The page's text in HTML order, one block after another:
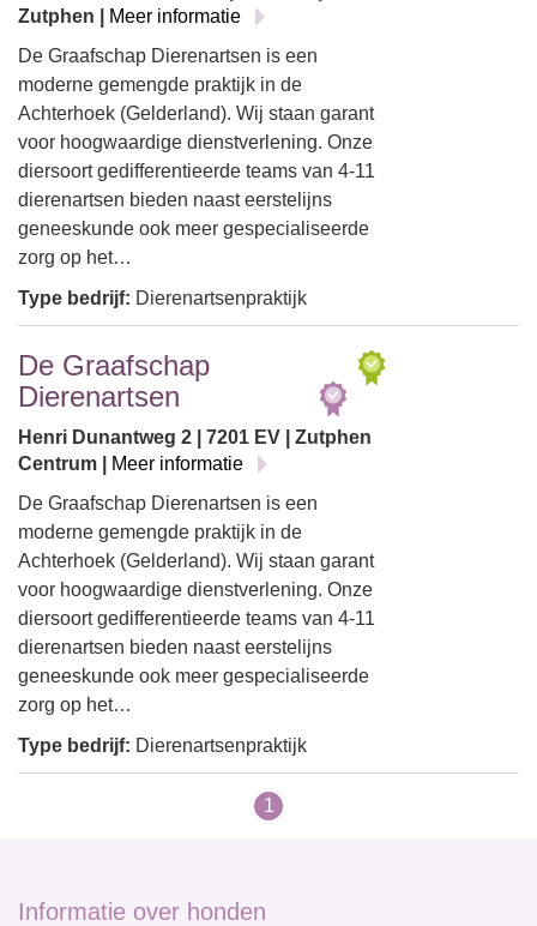
Zutphen |
Meer informatie
De Graafschap Dierenartsen is een
moderne gemengde praktijk in de
Achterhoek (Gelderland). Wij staan garant
voor hoogwaardige dienstverlening. Onze
diersoort gedifferentieerde teams van 4-11
dierenartsen bieden naast eerstelijns
geneeskunde ook meer gespecialiseerde
zorg op het…
Type bedrijf: Dierenartsenpraktijk
De Graafschap
Dierenartsen
Henri Dunantweg 2 | 7201 EV | Zutphen
Centrum |
Meer informatie
De Graafschap Dierenartsen is een
moderne gemengde praktijk in de
Achterhoek (Gelderland). Wij staan garant
voor hoogwaardige dienstverlening. Onze
diersoort gedifferentieerde teams van 4-11
dierenartsen bieden naast eerstelijns
geneeskunde ook meer gespecialiseerde
zorg op het…
Type bedrijf: Dierenartsenpraktijk
1
Informatie over honden